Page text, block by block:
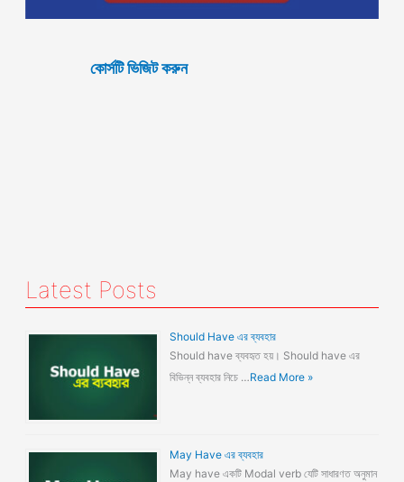
কোর্সটি ভিজিট করুন
Latest Posts
Should Have এর ব্যবহার
Should have ব্যবহৃত হয়। Should have এর
বিভিন্ন ব্যবহার নিচে …Read More »
May Have এর ব্যবহার
May have একটি Modal verb যেটি সাধারণত অনুমান